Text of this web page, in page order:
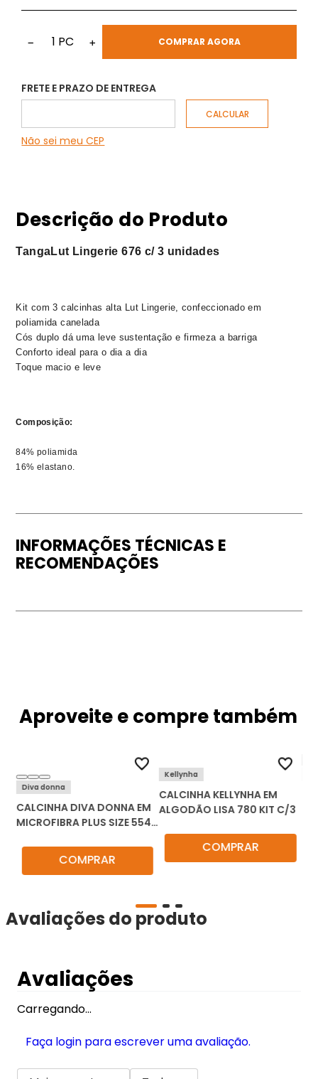
− 1 PC + COMPRAR AGORA
FRETE E PRAZO DE ENTREGA
Não sei meu CEP
Descrição do Produto
TangaLut Lingerie 676 c/ 3 unidades
Kit com 3 calcinhas alta Lut Lingerie, confeccionado em
poliamida canelada
Cós duplo dá uma leve sustentação e firmeza a barriga
Conforto ideal para o dia a dia
Toque macio e leve
Composição:
84% poliamida
16% elastano.
INFORMAÇÕES TÉCNICAS E
RECOMENDAÇÕES
Aproveite e compre também
Diva donna
CALCINHA DIVA DONNA EM
MICROFIBRA PLUS SIZE 5542
COMPRAR
Kellynha
CALCINHA KELLYNHA EM
ALGODÃO LISA 780 KIT C/3
COMPRAR
Avaliações do produto
Avaliações
Carregando…
Faça login para escrever uma avaliação.